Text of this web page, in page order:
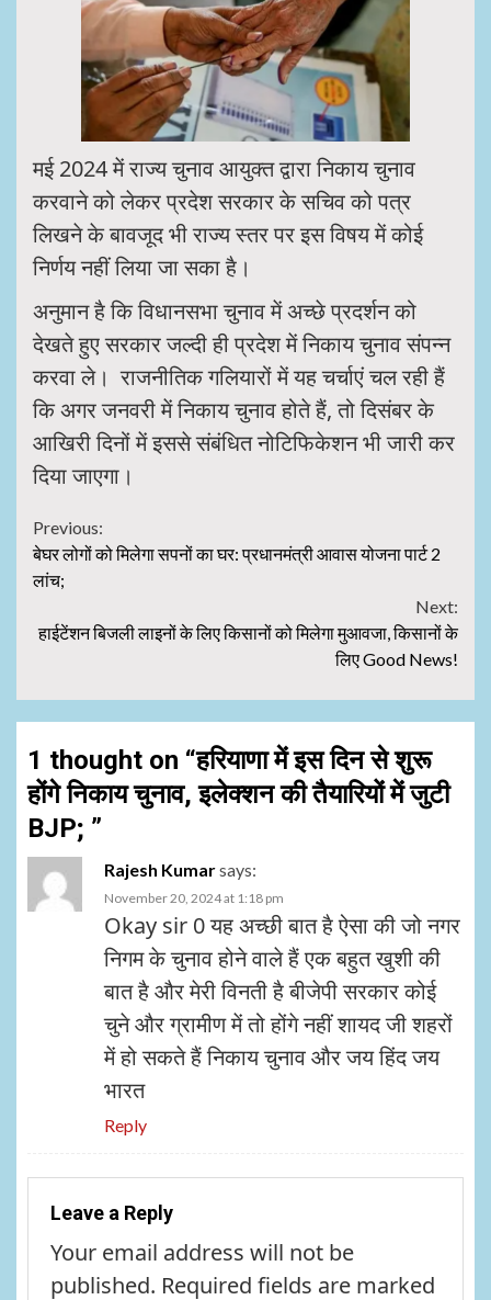
मई 2024 में राज्य चुनाव आयुक्त द्वारा निकाय चुनाव
करवाने को लेकर प्रदेश सरकार के सचिव को पत्र
लिखने के बावजूद भी राज्य स्तर पर इस विषय में कोई
निर्णय नहीं लिया जा सका है।
अनुमान है कि विधानसभा चुनाव में अच्छे प्रदर्शन को
देखते हुए सरकार जल्दी ही प्रदेश में निकाय चुनाव संपन्न
करवा ले। राजनीतिक गलियारों में यह चर्चाएं चल रही हैं
कि अगर जनवरी में निकाय चुनाव होते हैं, तो दिसंबर के
आखिरी दिनों में इससे संबंधित नोटिफिकेशन भी जारी कर
दिया जाएगा।
Continue
Reading
Previous:
बेघर लोगों को मिलेगा सपनों का घर: प्रधानमंत्री आवास योजना पार्ट 2
लांच;
Next:
हाईटेंशन बिजली लाइनों के लिए किसानों को मिलेगा मुआवजा, किसानों के
लिए Good News!
1 thought on “हरियाणा में इस दिन से शुरू
होंगे निकाय चुनाव, इलेक्शन की तैयारियों में जुटी
BJP; ”
Rajesh Kumarsays:
November 20, 2024 at 1:18 pm
Okay sir 0 यह अच्छी बात है ऐसा की जो नगर
निगम के चुनाव होने वाले हैं एक बहुत खुशी की
बात है और मेरी विनती है बीजेपी सरकार कोई
चुने और ग्रामीण में तो होंगे नहीं शायद जी शहरों
में हो सकते हैं निकाय चुनाव और जय हिंद जय
भारत
Reply
Leave a Reply
Your email address will not be
published. Required fields are marked